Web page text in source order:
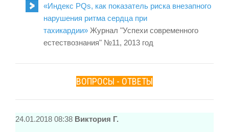
«Индекс PQs, как показатель риска внезапного
нарушения ритма сердца при
тахикардии» Журнал "Успехи современного
естествознания" №11, 2013 год
ВОПРОСЫ - ОТВЕТЫ
24.01.2018 08:38 Виктория Г.